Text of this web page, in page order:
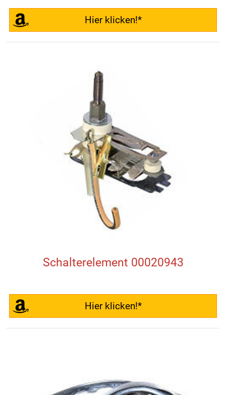
Hier klicken!*
Schalterelement 00020943
Hier klicken!*